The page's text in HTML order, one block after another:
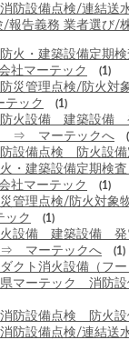
防設備点検/連結送
報告義務 業者選び/
火・建築設備定期検
社マーテック
(1)
災管理点検/防火対
テック
(1)
防火設備 建築設備
⇒ マーテックへ
設備点検 防火設備
・建築設備定期検査
社マーテック
(1)
管理点検/防火対象
ック
(1)
火設備 建築設備 発
マーテックへ
(1)
クト消火設備（フー
マーテック 消防設
防設備点検 防火設
防設備点検/連結送